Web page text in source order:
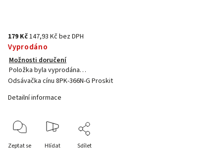
179 Kč147,93 Kč bez DPH
Vyprodáno
Možnosti doručení
Položka byla vyprodána…
Odsávačka cínu 8PK-366N-G Proskit
Detailní informace
Zeptat se Hlídat Sdílet